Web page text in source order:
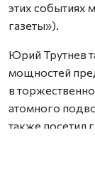
этих событиях
газеты»).
Юрий Трутнев
мощностей
в
атомного
также посетил